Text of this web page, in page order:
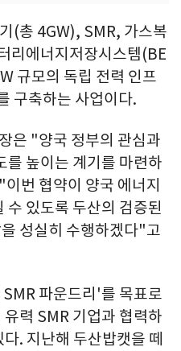
(총 4GW), SMR, 가스복
리에너지저장시스템(BE
규모의 독립 전력 인프
구축하는 사업이다.
은 "양국 정부의 관심과
를 높이는 계기를 마련하
번 협약이 양국 에너지
수 있도록 두산의 검증된
성실히 수행하겠다"고
파운드리'를 목표로
력 SMR 기업과 협력하
. 지난해 두산밥캣을 떼